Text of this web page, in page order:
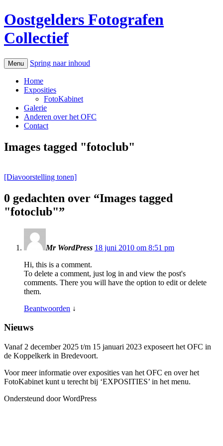
Oostgelders Fotografen
Collectief
Menu Spring naar inhoud
Home
Exposities
FotoKabinet
Galerie
Anderen over het OFC
Contact
Images tagged "fotoclub"
[Diavoorstelling tonen]
0 gedachten over “Images tagged
"fotoclub"”
Mr WordPress 18 juni 2010 om 8:51 pm
Hi, this is a comment.
To delete a comment, just log in and view the post's
comments. There you will have the option to edit or delete
them.
Beantwoorden ↓
Nieuws
Vanaf 2 december 2025 t/m 15 januari 2023 exposeert het OFC in
de Koppelkerk in Bredevoort.
Voor meer informatie over exposities van het OFC en over het
FotoKabinet kunt u terecht bij ‘EXPOSITIES’ in het menu.
Ondersteund door WordPress